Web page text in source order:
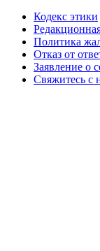
Кодекс этики
Политика
Отказ от
Заявление о
Свяжитесь с